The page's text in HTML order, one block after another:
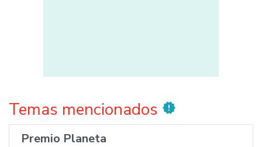
Temas mencionados new_releases
Premio Planeta